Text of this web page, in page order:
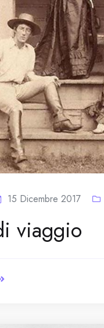
15 Dicembre 2017
viaggio